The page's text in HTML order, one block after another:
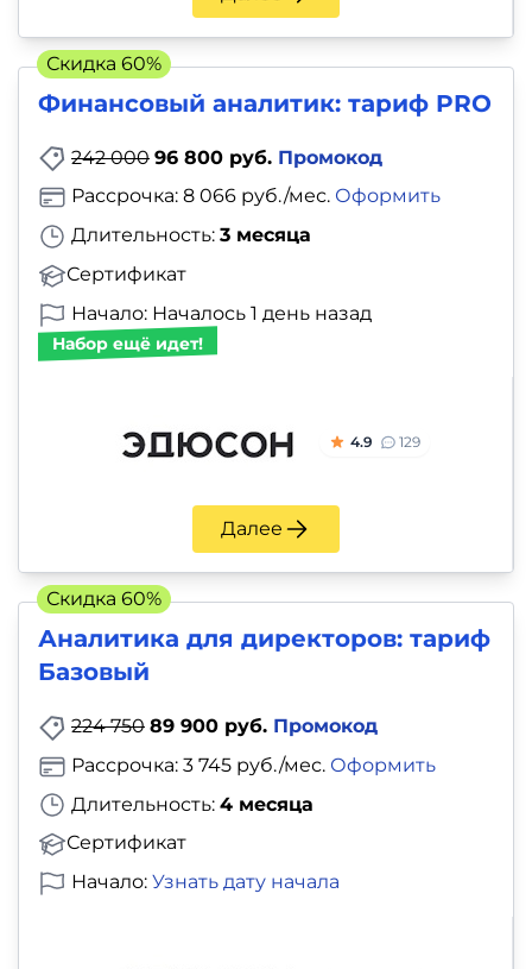
Финансовый аналитик: тариф PRO
242 000 96 800 руб. Промокод
Длительность: 3 месяца
Сертификат
Рассрочка: 8 066 руб./мес. Оформить
Начало: Началось 1 день назад
Набор ещё идет!
4.9 129
Далее
Скидка 60%
Аналитика для директоров: тариф
Базовый
224 750 89 900 руб. Промокод
Длительность: 4 месяца
Сертификат
Рассрочка: 3 745 руб./мес. Оформить
Начало: Узнать дату начала
Скидка 60%